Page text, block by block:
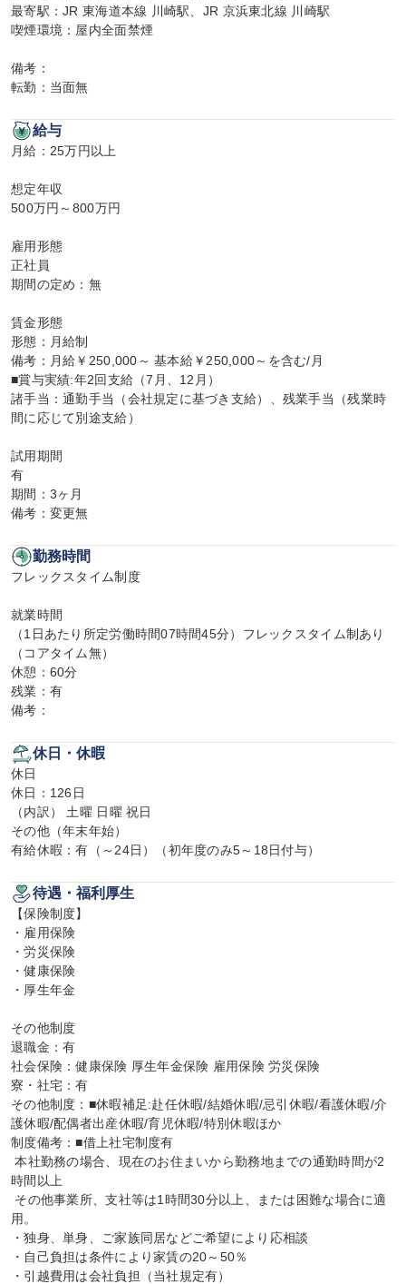
最寄駅：JR 東海道本線 川崎駅、JR 京浜東北線 川崎駅
喫煙環境：屋内全面禁煙
備考：
転勤：当面無
給与
月給：25万円以上
想定年収
500万円～800万円
雇用形態
正社員
期間の定め：無
賃金形態
形態：月給制
備考：月給￥250,000～ 基本給￥250,000～を含む/月
■賞与実績:年2回支給（7月、12月）
諸手当：通勤手当（会社規定に基づき支給）、残業手当（残業時
間に応じて別途支給）
試用期間
有
期間：3ヶ月
備考：変更無
勤務時間
フレックスタイム制度
就業時間
（1日あたり所定労働時間07時間45分）フレックスタイム制あり
（コアタイム無）
休憩：60分
残業：有
備考：
休日・休暇
休日
休日：126日
（内訳） 土曜 日曜 祝日
その他（年末年始）
有給休暇：有（～24日）（初年度のみ5～18日付与）
待遇・福利厚生
【保険制度】
・雇用保険
・労災保険
・健康保険
・厚生年金
その他制度
退職金：有
社会保険：健康保険 厚生年金保険 雇用保険 労災保険
寮・社宅：有
その他制度：■休暇補足:赴任休暇/結婚休暇/忌引休暇/看護休暇/介
護休暇/配偶者出産休暇/育児休暇/特別休暇ほか
制度備考：■借上社宅制度有
本社勤務の場合、現在のお住まいから勤務地までの通勤時間が2
時間以上
用。
・独身、単身、ご家族同居などご希望により応相談
・自己負担は条件により家賃の20～50％
・引越費用は会社負担（当社規定有）